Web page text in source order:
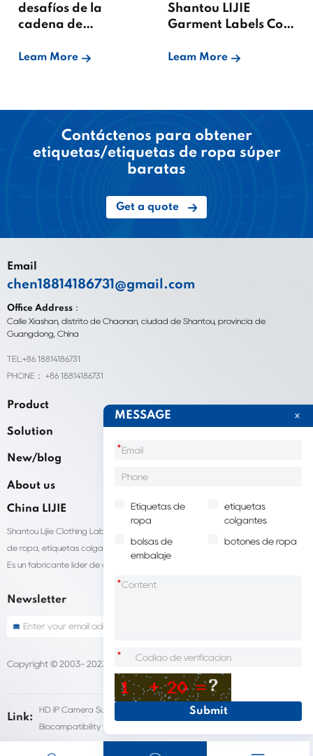
desafíos de la
cadena de
etiquetas de ropa
Leam More
Shantou LIJIE
Garment Labels Co.,
Leam More
Contáctenos para obtener
etiquetas/etiquetas de ropa súper
baratas
Get a quote
Email
chen18814186731@gmail.com
Office Address：
Calle Xiashan, distrito de Chaonan, ciudad de Shantou, provincia de
Guangdong, China
TEL:+86 18814186731
PHONE： +86 18814186731
Product
Solution
New/blog
About us
China LIJIE
Shantou Lijie Clothing Labels brinda servicios personalizados para etiquetas
de ropa, etiquetas colgantes, bolsas de embalaje de ropa y otros productos.
Es un fabricante líder de accesorios para prendas de vestir en China.
Newsletter
Copyright © 2003- 2023 China Shantou LIJIE company
Link:
HD IP Camera Supplier Fleet Dash Cam
Biocompatibility testing
MESSAGE
*
Etiquetas de
ropa
etiquetas
colgantes
bolsas de
embalaje
botones de ropa
*
*